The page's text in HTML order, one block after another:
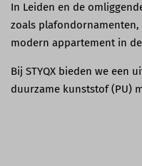
In Leiden en de
zoals
modern appartement in
Bij STYQX bieden we een
duurzame kunststof (PU)